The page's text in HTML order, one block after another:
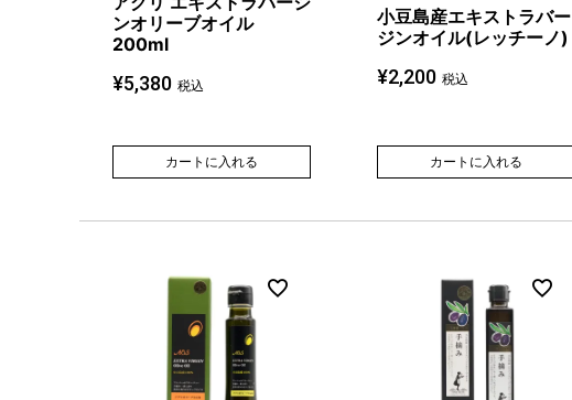
ンオリーブオイル
200ml
¥5,380 税込
カートに入れる
小豆島産エキストラバー
ジンオイル(レッチーノ)
¥2,200 税込
カートに入れる